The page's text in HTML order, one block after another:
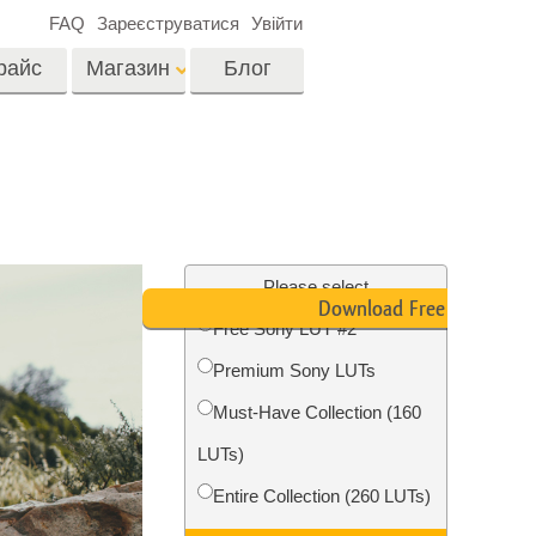
фотографій нерухомості
Реставрація фото
Магазин
Професійні відео
оверлейси
Блог
FAQ Зареєструватися Увійти
Please select
Free Sony LUT #2
Premium Sony LUTs
Must-Have Collection (160
LUTs)
Entire Collection (260 LUTs)
Download Free LUT